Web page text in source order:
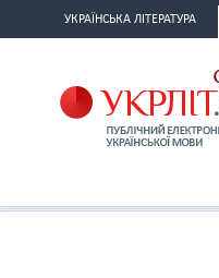
УКРАЇНСЬКА ЛІТЕРАТУРА